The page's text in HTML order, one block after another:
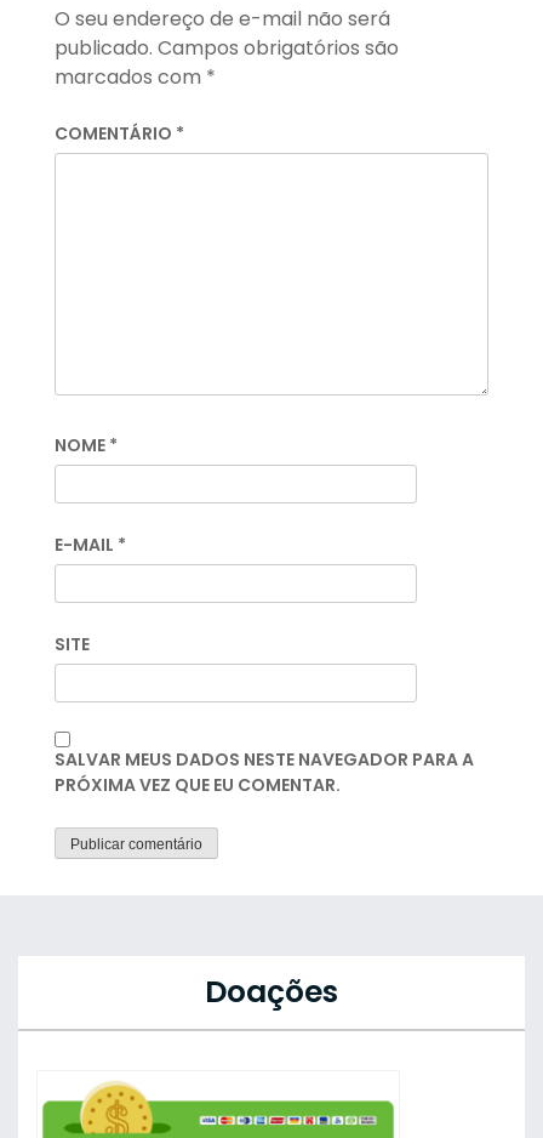
O seu endereço de e-mail não será
publicado. Campos obrigatórios são
marcados com *
COMENTÁRIO *
NOME *
E-MAIL *
SITE
SALVAR MEUS DADOS NESTE NAVEGADOR PARA A
PRÓXIMA VEZ QUE EU COMENTAR.
Doações